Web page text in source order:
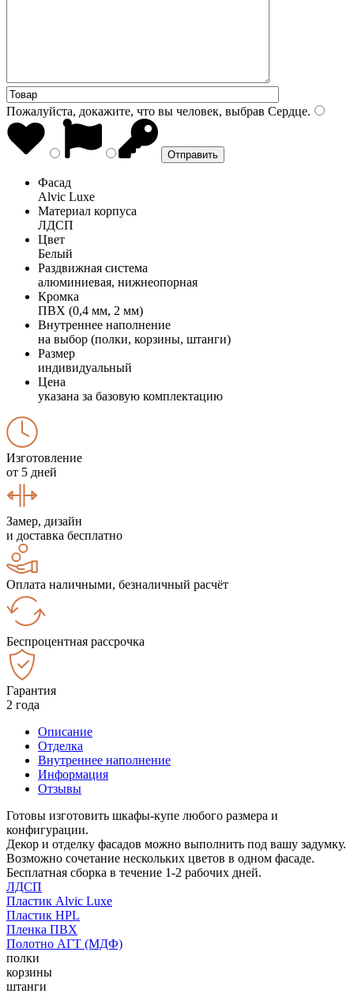
Пожалуйста, докажите, что вы человек, выбрав Сердце.
Фасад
Alvic Luxe
Материал корпуса
ЛДСП
Цвет
Белый
Раздвижная система
алюминиевая, нижнеопорная
Кромка
ПВХ (0,4 мм, 2 мм)
Внутреннее наполнение
на выбор (полки, корзины, штанги)
Размер
индивидуальный
Цена
указана за базовую комплектацию
Изготовление
от 5 дней
Замер, дизайн
и доставка бесплатно
Оплата наличными, безналичный расчёт
Беспроцентная рассрочка
Гарантия
2 года
Описание
Отделка
Внутреннее наполнение
Информация
Отзывы
Готовы изготовить шкафы-купе любого размера и
конфигурации.
Декор и отделку фасадов можно выполнить под вашу задумку.
Возможно сочетание нескольких цветов в одном фасаде.
Бесплатная сборка в течение 1-2 рабочих дней.
ЛДСП
Пластик Alvic Luxe
Пластик HPL
Пленка ПВХ
Полотно АГТ (МДФ)
полки
корзины
штанги